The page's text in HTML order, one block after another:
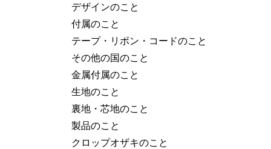
デザインのこと
付属のこと
テープ・リボン・コードのこと
その他の国のこと
金属付属のこと
生地のこと
裏地・芯地のこと
製品のこと
クロップオザキのこと